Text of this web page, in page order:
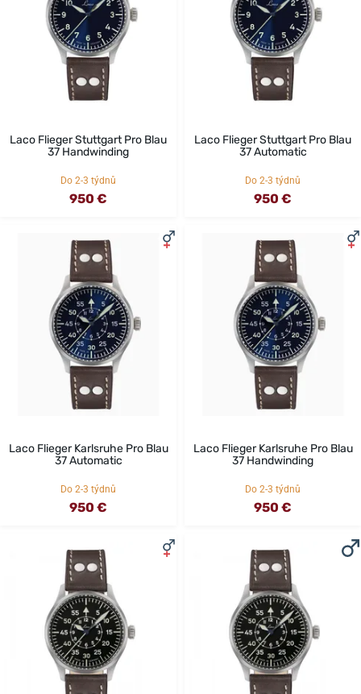
Laco Flieger Stuttgart Pro Blau
37 Handwinding
Do 2-3 týdnů
950 €
Laco Flieger Stuttgart Pro Blau
37 Automatic
Do 2-3 týdnů
950 €
Laco Flieger Karlsruhe Pro Blau
37 Automatic
Do 2-3 týdnů
950 €
Laco Flieger Karlsruhe Pro Blau
37 Handwinding
Do 2-3 týdnů
950 €